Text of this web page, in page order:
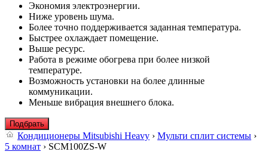
Экономия электроэнергии.
Ниже уровень шума.
Более точно поддерживается заданная температура.
Быстрее охлаждает помещение.
Выше ресурс.
Работа в режиме обогрева при более низкой
температуре.
Возможность установки на более длинные
коммуникации.
Меньше вибрация внешнего блока.
Подбрать
Кондиционеры Mitsubishi Heavy › Мульти сплит системы ›
5 комнат › SCM100ZS-W